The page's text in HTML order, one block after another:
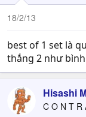
18/2/13
best of 1 set là
thắng 2 như
Hisashi
C O N T R